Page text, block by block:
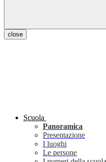
close
Scuola
Panoramica
Presentazione
I luoghi
Le persone